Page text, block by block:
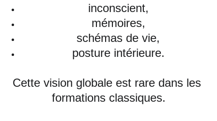
inconscient,
mémoires,
schémas de vie,
posture intérieure.
Cette vision globale est rare dans les
formations classiques.